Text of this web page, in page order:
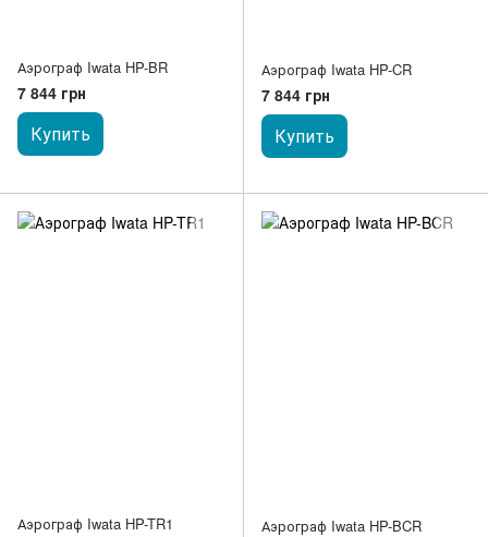
Аэрограф Iwata HP-BR
7 844 грн
Купить
Аэрограф Iwata HP-CR
7 844 грн
Купить
Аэрограф Iwata HP-TR1 Аэрограф Iwata HP-BCR